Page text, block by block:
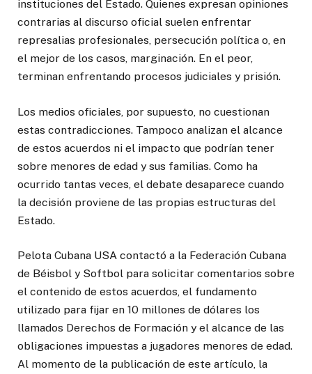
instituciones del Estado. Quienes expresan opiniones
contrarias al discurso oficial suelen enfrentar
represalias profesionales, persecución política o, en
el mejor de los casos, marginación. En el peor,
terminan enfrentando procesos judiciales y prisión.
Los medios oficiales, por supuesto, no cuestionan
estas contradicciones. Tampoco analizan el alcance
de estos acuerdos ni el impacto que podrían tener
sobre menores de edad y sus familias. Como ha
ocurrido tantas veces, el debate desaparece cuando
la decisión proviene de las propias estructuras del
Estado.
Pelota Cubana USA contactó a la Federación Cubana
de Béisbol y Softbol para solicitar comentarios sobre
el contenido de estos acuerdos, el fundamento
utilizado para fijar en 10 millones de dólares los
llamados Derechos de Formación y el alcance de las
obligaciones impuestas a jugadores menores de edad.
Al momento de la publicación de este artículo, la